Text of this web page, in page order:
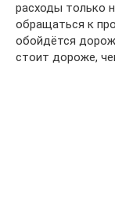
расходы только
обращаться к
обойдётся
стоит дороже,